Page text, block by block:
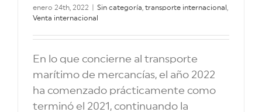
enero 24th, 2022 Sin categoría transporte internacional
Venta internacional
En lo que concierne al transporte
marítimo de mercancías, el año 2022
ha comenzado prácticamente como
terminó el 2021, continuando la